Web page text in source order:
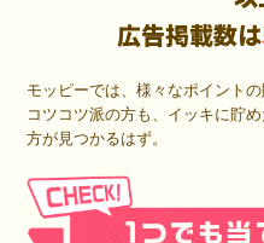
広告掲載数は
モッピーでは、様々なポイント
コツコツ派の方も、イッキに貯
方が見つかるはず。